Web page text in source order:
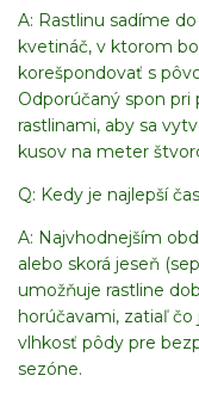
A: Rastlinu sadíme
kvetináč, v ktorom
korešpondovať s
Odporúčaný spon pri
rastlinami, aby sa
kusov na meter
Q: Kedy je najlepší
A: Najvhodnejším
alebo skorá jeseň
umožňuje rastline
horúčavami, zatiaľ
vlhkosť pôdy pre
sezóne.